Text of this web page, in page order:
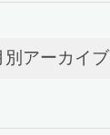
別アーカイブ